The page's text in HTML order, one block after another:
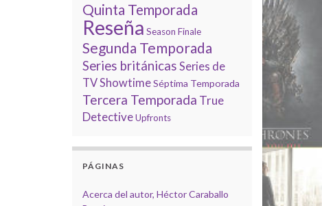
Quinta Temporada
Reseña Season Finale
Segunda Temporada
Series británicas Series de
TVShowtime Séptima Temporada
Tercera Temporada True
Detective Upfronts
PÁGINAS
Acerca del autor, Héctor Caraballo